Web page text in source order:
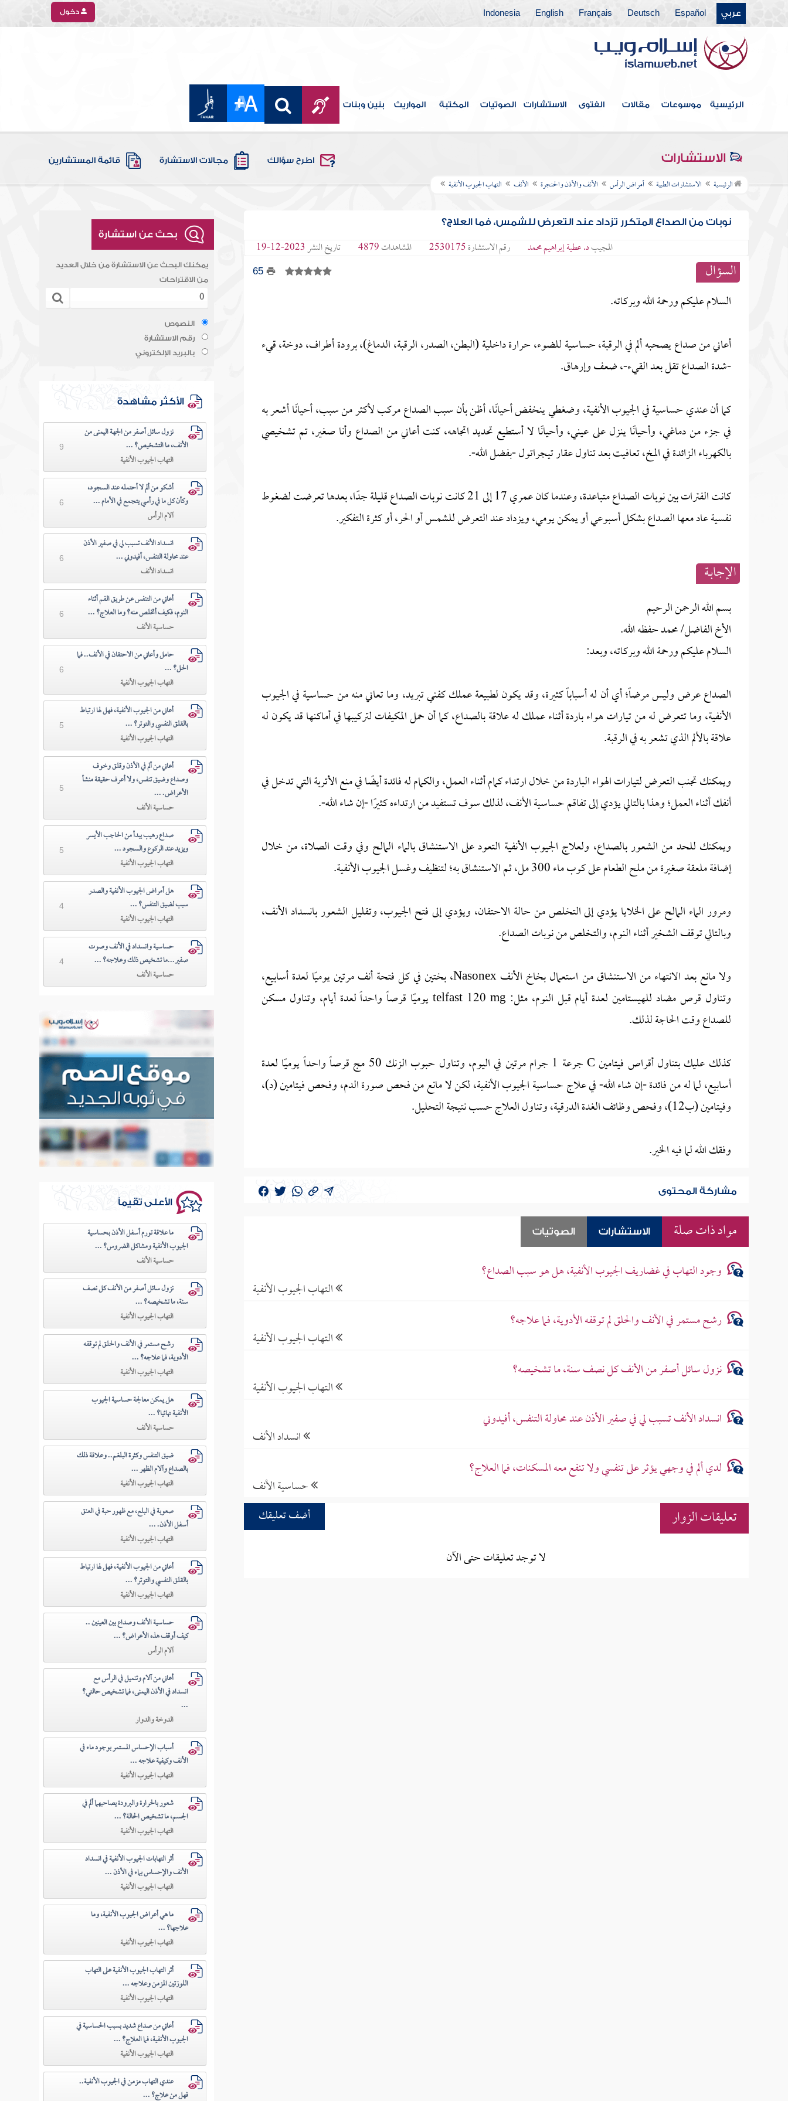
عربي Español
Deutsch
Français
English
Indonesia دخول
الرئيسية موسوعات مقالات الفتوى الاستشارات الصوتيات المكتبة المواريث بنين وبنات
الاستشارات اطرح سؤالك مجالات الاستشارة قائمة المستشارين
الرئيسية الاستشارات الطبية أمراض الرأس الأنف والأذن والحنجرة الأنف التهاب الجيوب الأنفية
نوبات من الصداع المتكرر تزداد عند التعرض للشمس، فما العلاج؟
المجيبد. عطية إبراهيم محمد رقم الاستشارة2530175 المشاهدات4879 تاريخ النشر2023-12-19
السؤال 65
السلام عليكم ورحمة الله وبركاته.
أعاني من صداع يصحبه ألم في الرقبة، حساسية للضوء، حرارة داخلية (البطن، الصدر، الرقبة، الدماغ)، برودة أطراف، دوخة، قيء
-شدة الصداع تقل بعد القيء-، ضعف وإرهاق.
كما أن عندي حساسية في الجيوب الأنفية، وضغطي ينخفض أحيانًا، أظن بأن سبب الصداع مركب لأكثر من سبب، أحيانًا أشعر به
في جزء من دماغي، وأحيانًا ينزل على عيني، وأحيانًا لا أستطيع تحديد اتجاهه، كنت أعاني من الصداع وأنا صغير، تم تشخيصي
بالكهرباء الزائدة في المخ، تعافيت بعد تناول عقار تيجراتول -بفضل الله-.
كانت الفترات بين نوبات الصداع متباعدة، وعندما كان عمري 17 إلى 21 كانت نوبات الصداع قليلة جدًا، بعدها تعرضت لضغوط
نفسية عاد معها الصداع بشكل أسبوعي أو يمكن يومي، ويزداد عند التعرض للشمس أو الحر، أو كثرة التفكير.
الإجابــة
بسم الله الرحمن الرحيم
الأخ الفاضل/ محمد حفظه الله.
السلام عليكم ورحمة الله وبركاته، وبعد:
الصداع عرض وليس مرضاً؛ أي أن له أسباباً كثيرة، وقد يكون لطبيعة عملك كفني تبريد، وما تعاني منه من حساسية في الجيوب
الأنفية، وما تتعرض له من تيارات هواء باردة أثناء عملك له علاقة بالصداع، كما أن حمل المكيفات لتركيبها في أماكنها قد يكون له
علاقة بالألم الذي تشعر به في الرقبة.
ويمكنك تجنب التعرض لتيارات الهواء الباردة من خلال ارتداء كمام أثناء العمل، والكمام له فائدة أيضًا في منع الأتربة التي تدخل في
أنفك أثناء العمل؛ وهذا بالتالي يؤدي إلى تفاقم حساسية الأنف، لذلك سوف تستفيد من ارتداءه كثيرًا -إن شاء الله-.
ويمكنك للحد من الشعور بالصداع، ولعلاج الجيوب الأنفية التعود على الاستنشاق بالماء المالح وفي وقت الصلاة، من خلال
إضافة ملعقة صغيرة من ملح الطعام على كوب ماء 300 مل، ثم الاستنشاق به؛ لتنظيف وغسل الجيوب الأنفية.
ومرور الماء المالح على الخلايا يؤدي إلى التخلص من حالة الاحتقان، ويؤدي إلى فتح الجيوب، وتقليل الشعور بانسداد الأنف،
وبالتالي توقف الشخير أثناء النوم، والتخلص من نوبات الصداع.
ولا مانع بعد الانتهاء من الاستنشاق من استعمال بخاخ الأنف Nasonex، بختين في كل فتحة أنف مرتين يوميًا لعدة أسابيع،
وتناول قرص مضاد للهيستامين لعدة أيام قبل النوم، مثل: telfast 120 mg يوميًا قرصاً واحداً لعدة أيام، وتناول مسكن
للصداع وقت الحاجة لذلك.
كذلك عليك بتناول أقراص فيتامين C جرعة 1 جرام مرتين في اليوم، وتناول حبوب الزنك 50 مج قرصاً واحداً يوميًا لعدة
أسابيع، لما له من فائدة -إن شاء الله- في علاج حساسية الجيوب الأنفية، لكن لا مانع من فحص صورة الدم، وفحص فيتامين (د)،
وفيتامين (ب12)، وفحص وظائف الغدة الدرقية، وتناول العلاج حسب نتيجة التحليل.
وفقك الله لما فيه الخير.
مشاركة المحتوى
مواد ذات صلة الاستشارات الصوتيات
وجود التهاب في غضاريف الجيوب الأنفية، هل هو سبب الصداع؟
التهاب الجيوب الأنفية
رشح مستمر في الأنف والحلق لم توقفه الأدوية، فما علاجه؟
التهاب الجيوب الأنفية
نزول سائل أصفر من الأنف كل نصف سنة، ما تشخيصه؟
التهاب الجيوب الأنفية
انسداد الأنف تسبب لي في صفير الأذن عند محاولة التنفس، أفيدوني
انسداد الأنف
لدي ألم في وجهي يؤثر على تنفسي ولا تنفع معه المسكنات، فما العلاج؟
حساسية الأنف
تعليقات الزوار
أضف تعليقك
لا توجد تعليقات حتى الآن
بحث عن استشارة
يمكنك البحث عن الاستشارة من خلال العديد
من الاقتراحات
النصوص
رقم الاستشارة
بالبريد الإلكتروني
الأكثر مشاهدة
نزول سائل أصفر من الجهة اليمنى من
الأنف، ما التشخيص؟ ...
التهاب الجيوب الأنفية
9
أشكو من ألم لا أحتمله عند السجود،
وكأن كل ما في رأسي يتجمع في الأمام ...
آلام الرأس
6
انسداد الأنف تسبب لي في صفير الأذن
عند محاولة التنفس، أفيدوني ...
انسداد الأنف
6
أعاني من التنفس عن طريق الفم أثناء
النوم، فكيف أتخلص منه؟ وما العلاج؟ ...
حساسية الأنف
6
حامل وأعاني من الاحتقان في الأنف.. فما
الحل؟ ...
التهاب الجيوب الأنفية
6
أعاني من الجيوب الأنفية، فهل لها ارتباط
بالقلق النفسي والتوتر؟ ...
التهاب الجيوب الأنفية
5
أعاني من ألم في الأذن وقلق وخوف
وصداع وضيق تنفس، ولا أعرف حقيقة منشأ
الأعراض. ...
حساسية الأنف
5
صداع رهيب يبدأ من الحاجب الأيسر
ويزيد عند الركوع والسجود ...
التهاب الجيوب الأنفية
5
هل أمراض الجيوب الأنفية والصدر
سبب لضيق التنفس؟ ...
التهاب الجيوب الأنفية
4
حساسية وانسداد في الأنف وصوت
صفير...ما تشخيص ذلك وعلاجه؟ ...
حساسية الأنف
4
الأعلى تقيماً
ما علاقة تورم أسفل الأذن بحساسية
الجيوب الأنفية ومشاكل الضروس؟ ...
حساسية الأنف
نزول سائل أصفر من الأنف كل نصف
سنة، ما تشخيصه؟ ...
التهاب الجيوب الأنفية
رشح مستمر في الأنف والحلق لم توقفه
الأدوية، فما علاجه؟ ...
التهاب الجيوب الأنفية
هل يمكن معالجة حساسية الجيوب
الأنفية نهائيا؟ ...
حساسية الأنف
ضيق التنفس وكثرة البلغم.. وعلاقة ذلك
بالصداع وآلام الظهر ...
التهاب الجيوب الأنفية
صعوبة في البلع، مع ظهور حبة في العنق
أسفل الأذن. ...
التهاب الجيوب الأنفية
أعاني من الجيوب الأنفية، فهل لها ارتباط
بالقلق النفسي والتوتر؟ ...
التهاب الجيوب الأنفية
حساسية الأنف وصداع بين العينين ..
كيف أوقف هذه الأعراض؟ ...
آلام الرأس
أعاني من آلام وتنميل في الرأس مع
انسداد في الأذن اليمنى، فما تشخيص حالتي؟
...
الدوخة والدوار
أسباب الإحساس المستمر بوجود ماء في
الأنف وكيفية علاجه ...
التهاب الجيوب الأنفية
شعور بالحرارة والبرودة يصاحبهما ألم في
الجسم، ما تشخيص الحالة؟ ...
التهاب الجيوب الأنفية
أثر التهابات الجيوب الأنفية في انسداد
الأنف والإحساس بماء في الأذن ...
التهاب الجيوب الأنفية
ما هي أعراض الجيوب الأنفية، وما
علاجها؟ ...
التهاب الجيوب الأنفية
أثر التهاب الجيوب الأنفية على التهاب
اللوزتين المزمن وعلاجه ...
التهاب الجيوب الأنفية
أعاني من صداع شديد بسبب الحساسية في
الجيوب الأنفية، فما العلاج؟ ...
التهاب الجيوب الأنفية
عندي التهاب مزمن في الجيوب الأنفية..
فهل من علاج؟ ...